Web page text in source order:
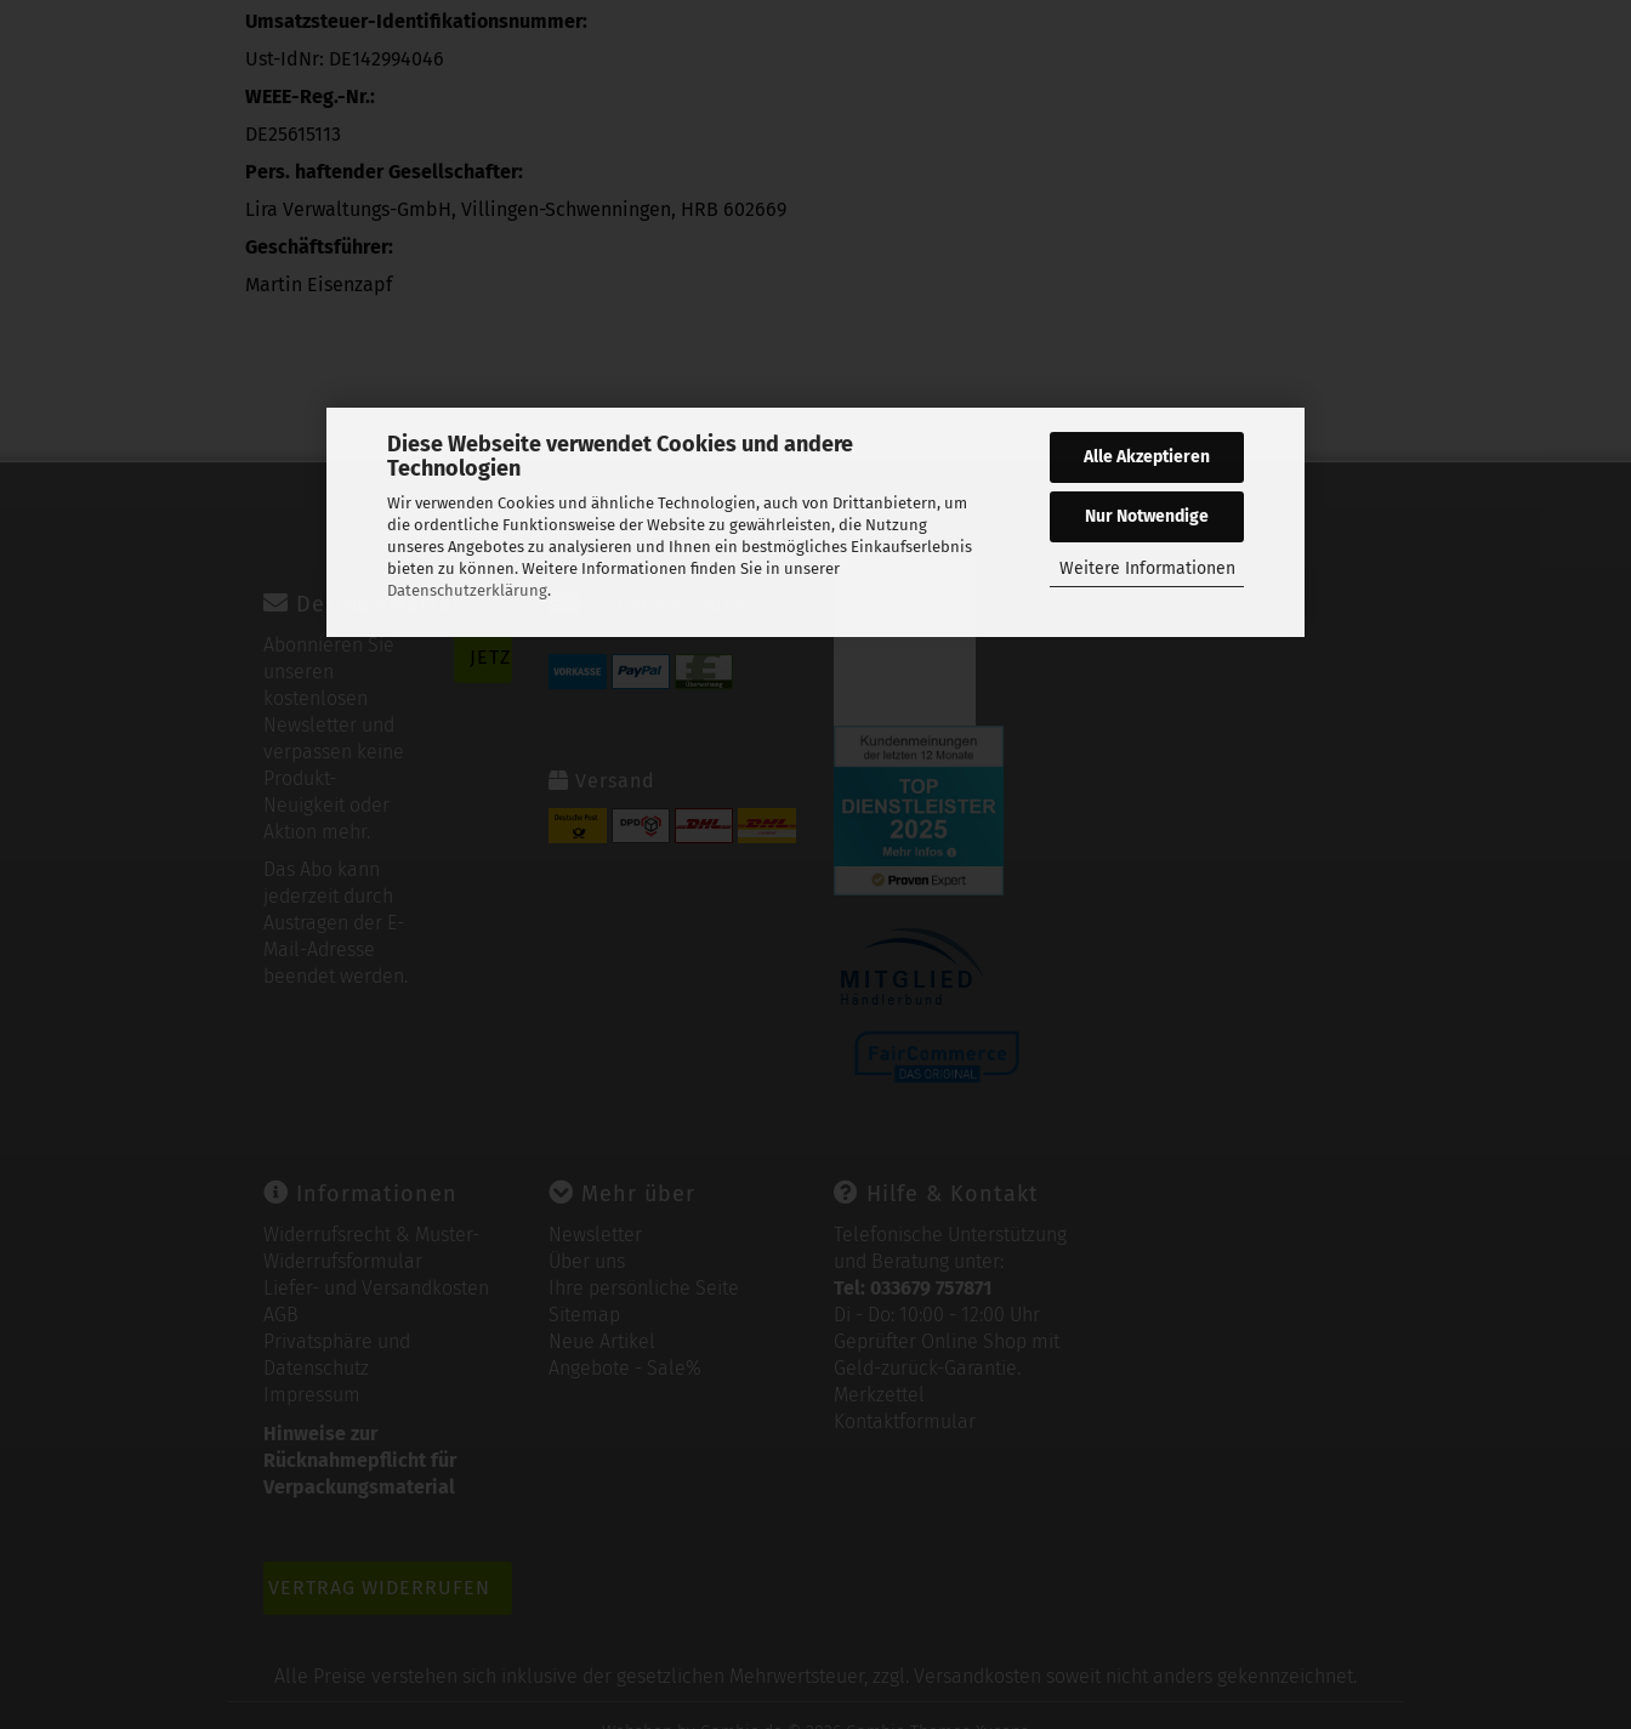
Diese Webseite verwendet Cookies und andere
Technologien
Wir verwenden Cookies und ähnliche Technologien, auch von Drittanbietern, um
die ordentliche Funktionsweise der Website zu gewährleisten, die Nutzung
unseres Angebotes zu analysieren und Ihnen ein bestmögliches Einkaufserlebnis
bieten zu können. Weitere Informationen finden Sie in unserer
Datenschutzerklärung.
Alle Akzeptieren
Nur Notwendige
Weitere Informationen
Umsatzsteuer-Identifikationsnummer:
Ust-IdNr: DE142994046
WEEE-Reg.-Nr.:
DE25615113
Pers. haftender Gesellschafter:
Lira Verwaltungs-GmbH, Villingen-Schwenningen, HRB 602669
Geschäftsführer:
Martin Eisenzapf
Der Newsletter
Abonnieren Sie
unseren
kostenlosen
Newsletter und
verpassen keine
Produkt-
Neuigkeit oder
Aktion mehr.
Das Abo kann
jederzeit durch
Austragen der E-
Mail-Adresse
beendet werden.
Versand
Informationen
Widerrufsrecht & Muster-
Widerrufsformular
Liefer- und Versandkosten
AGB
Privatsphäre und
Datenschutz
Impressum
Hinweise zur
Rücknahmepflicht für
Verpackungsmaterial
VERTRAG WIDERRUFEN
Mehr über
Newsletter
Über uns
Ihre persönliche Seite
Sitemap
Neue Artikel
Angebote - Sale%
Hilfe & Kontakt
Telefonische Unterstützung
und Beratung unter:
Tel: 033679 757871
Di - Do: 10:00 - 12:00 Uhr
Geprüfter Online Shop mit
Geld-zurück-Garantie.
Merkzettel
Kontaktformular
Alle Preise verstehen sich inklusive der gesetzlichen Mehrwertsteuer, zzgl. Versandkosten soweit nicht anders gekennzeichnet.